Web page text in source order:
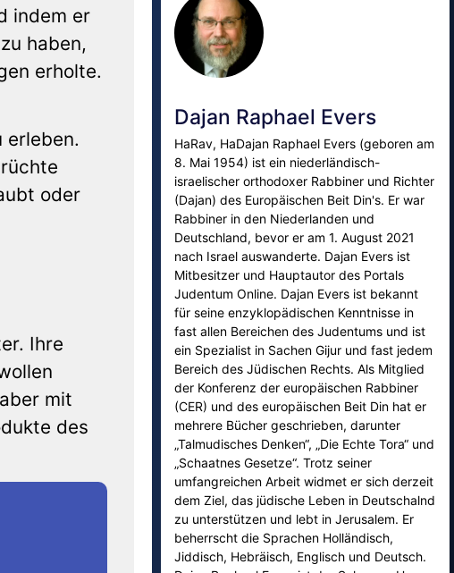
indem er
haben,
erholte.
erleben.
oder
Ihre
mit
des
Dajan Raphael Evers
HaRav, HaDajan Raphael Evers (geboren am
8. Mai 1954) ist ein niederländisch-
israelischer orthodoxer Rabbiner und Richter
(Dajan) des Europäischen Beit Din's. Er war
Rabbiner in den Niederlanden und
Deutschland, bevor er am 1. August 2021
nach Israel auswanderte. Dajan Evers ist
Mitbesitzer und Hauptautor des Portals
Judentum Online. Dajan Evers ist bekannt
für seine enzyklopädischen Kenntnisse in
fast allen Bereichen des Judentums und ist
ein Spezialist in Sachen Gijur und fast jedem
Bereich des Jüdischen Rechts. Als Mitglied
der Konferenz der europäischen Rabbiner
(CER) und des europäischen Beit Din hat er
mehrere Bücher geschrieben, darunter
„Talmudisches Denken“, „Die Echte Tora“ und
„Schaatnes Gesetze“. Trotz seiner
umfangreichen Arbeit widmet er sich derzeit
dem Ziel, das jüdische Leben in Deutschalnd
zu unterstützen und lebt in Jerusalem. Er
beherrscht die Sprachen Holländisch,
Jiddisch, Hebräisch, Englisch und Deutsch.